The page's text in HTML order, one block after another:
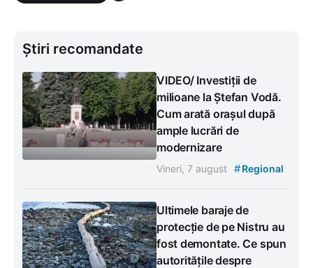
Știri recomandate
VIDEO/ Investiții de
milioane la Ștefan Vodă.
Cum arată orașul după
ample lucrări de
modernizare
Vineri, 7 august #Regional
Ultimele baraje de
protecție de pe Nistru au
fost demontate. Ce spun
autoritățile despre